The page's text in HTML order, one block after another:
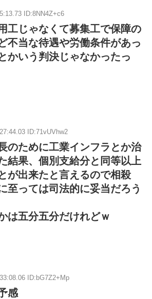
ID:8NN4Z+c6
工じゃなくて募集工で保障の
不当な待遇や労働条件があっ
かいう判決じゃなかったっ
ID:71vUVhw2
のために工業インフラとか治
結果、個別支給分と同等以上
が出来たと言えるので相殺
至っては司法的に妥当だろう
は五分五分だけれどｗ
ID:bG7Z2+Mp
感